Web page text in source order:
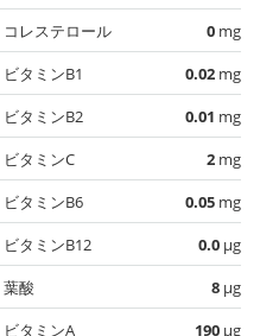
コレステロール
0 mg
ビタミンB1
0.02 mg
ビタミンB2
0.01 mg
ビタミンC
2 mg
ビタミンB6
0.05 mg
ビタミンB12
0.0 µg
葉酸
8 µg
ビタミンA
190 µg